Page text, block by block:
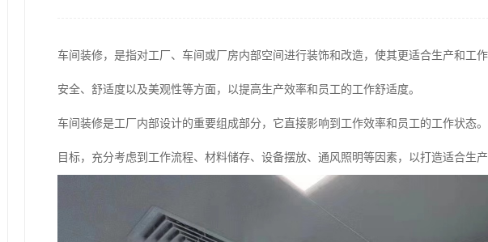
车间装修，是指对工厂、车间或厂房内部空间进行装饰和改造，使其更适合生产和工
安全、舒适度以及美观性等方面，以提高生产效率和员工的工作舒适度。
车间装修是工厂内部设计的重要组成部分，它直接影响到工作效率和员工的工作状态
目标，充分考虑到工作流程、材料储存、设备摆放、通风照明等因素，以打造适合生产